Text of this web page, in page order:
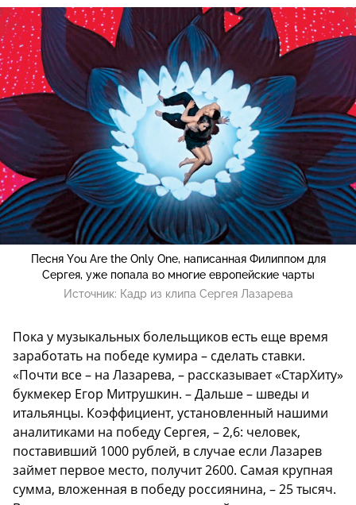
Песня You Are the Only One, написанная Филиппом для
Сергея, уже попала во многие европейские чарты
Источник: Кадр из клипа Сергея Лазарева
Пока у музыкальных болельщиков есть еще время
заработать на победе кумира – сделать ставки.
«Почти все – на Лазарева, – рассказывает «СтарХиту»
букмекер Егор Митрушкин. – Дальше – шведы и
итальянцы. Коэффициент, установленный нашими
аналитиками на победу Сергея, – 2,6: человек,
поставивший 1000 рублей, в случае если Лазарев
займет первое место, получит 2600. Самая крупная
сумма, вложенная в победу россиянина, – 25 тысяч.